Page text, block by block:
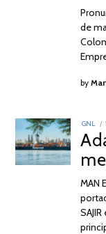
de
by
GNL
MAN